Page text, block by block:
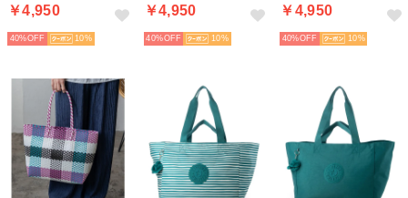
￥4,950
40% 10
￥4,950
40% 10
￥4,950
40% 10